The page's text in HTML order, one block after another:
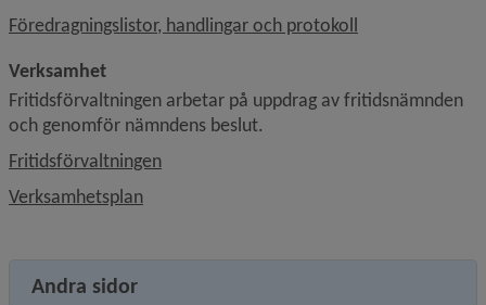
Föredragningslistor, handlingar och protokoll
Verksamhet
Fritidsförvaltningen arbetar på uppdrag av fritidsnämnden
och genomför nämndens beslut.
Fritidsförvaltningen
Verksamhetsplan
Andra sidor